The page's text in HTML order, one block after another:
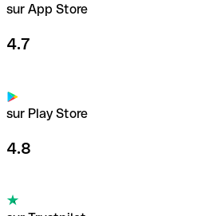
sur App Store
4.7
sur Play Store
4.8